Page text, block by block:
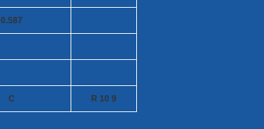
0.587
C R 10 9